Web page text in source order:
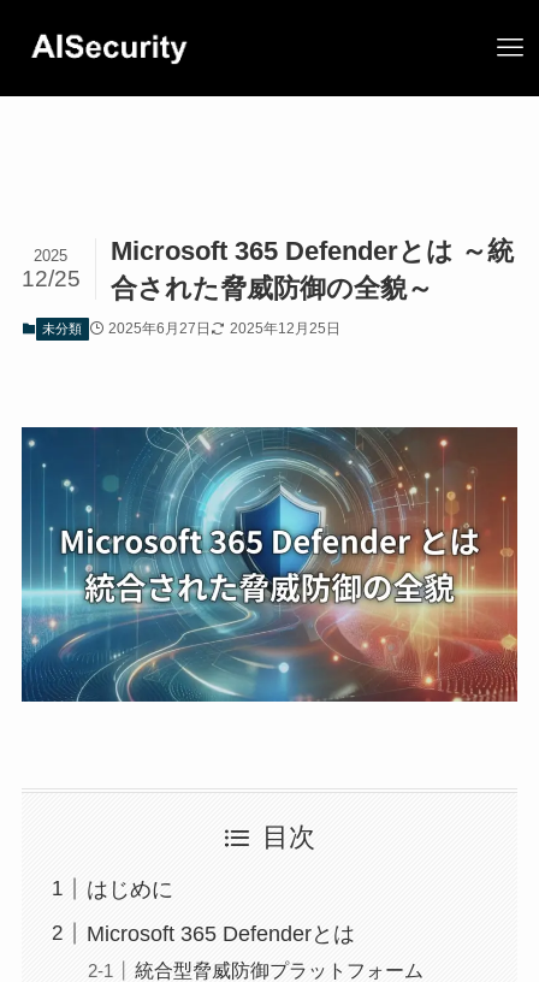
Microsoft 365 Defenderとは ～統
合された脅威防御の全貌～
2025
12/25
未分類 2025年6月27日 2025年12月25日
目次
はじめに
Microsoft 365 Defenderとは
統合型脅威防御プラットフォーム